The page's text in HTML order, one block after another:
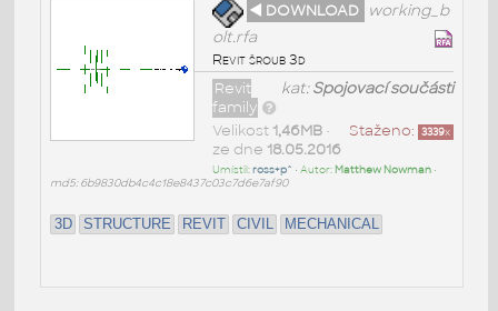
◄ DOWNLOAD working_b
olt.rfa
Revit šroub 3d
kat:Spojovací součásti
Revit
family
Staženo: 3339x
Velikost 1,46MB•
ze dne 18.05.2016
Umístil:ross+p^ • Autor: Matthew Nowman•
md5: 6b9830db4c4c18e8437c03c7d6e7af90
3D STRUCTURE REVIT CIVIL MECHANICAL